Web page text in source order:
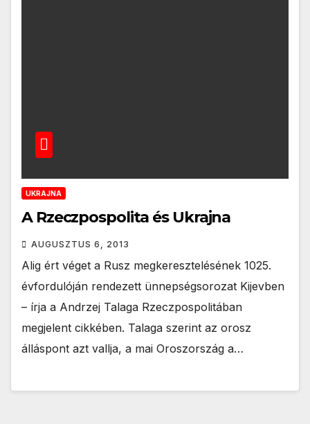
UKRAJNA
A Rzeczpospolita és Ukrajna
AUGUSZTUS 6, 2013
Alig ért véget a Rusz megkeresztelésének 1025.
évfordulóján rendezett ünnepségsorozat Kijevben
– írja a Andrzej Talaga Rzeczpospolitában
megjelent cikkében. Talaga szerint az orosz
álláspont azt vallja, a mai Oroszország a…